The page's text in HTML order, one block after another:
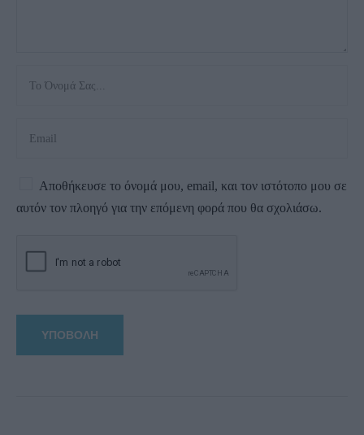
Αποθήκευσε το όνομά μου, email, και τον ιστότοπο μου σε
αυτόν τον πλοηγό για την επόμενη φορά που θα σχολιάσω.